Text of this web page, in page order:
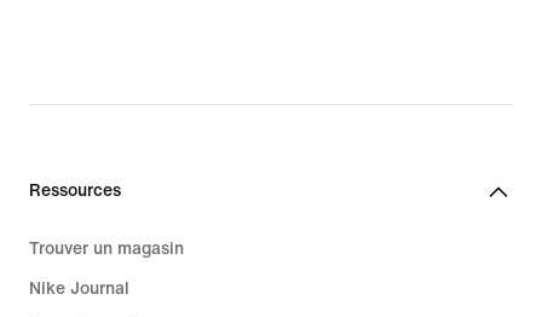
Ressources
Trouver un magasin
Nike Journal